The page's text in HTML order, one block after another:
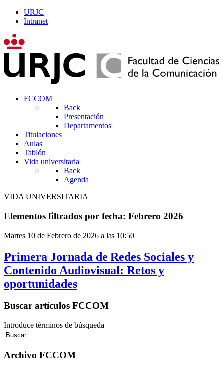
URJC
Intranet
FCCOM
Back
Presentación
Departamentos
Titulaciones
Aulas
Tablón
Vida universitaria
Back
Agenda
VIDA UNIVERSITARIA
Elementos filtrados por fecha: Febrero 2026
Martes 10 de Febrero de 2026 a las 10:50
Primera Jornada de Redes Sociales y
Contenido Audiovisual: Retos y
oportunidades
Buscar artículos FCCOM
Introduce términos de búsqueda
Archivo FCCOM